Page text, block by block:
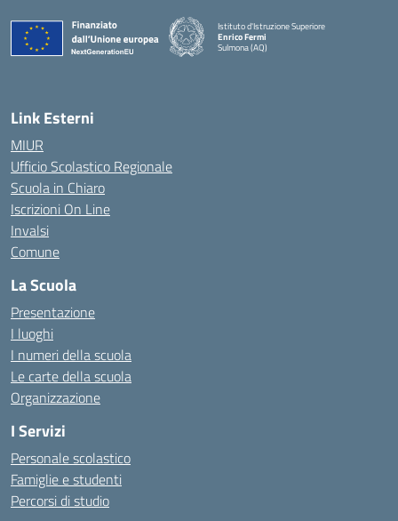
Istituto d'Istruzione Superiore
Enrico Fermi
Sulmona (AQ)
— Visita la pagina iniziale della scuola
Link Esterni
MIUR
Ufficio Scolastico Regionale
Scuola in Chiaro
Iscrizioni On Line
Invalsi
Comune
La Scuola
Presentazione
I luoghi
I numeri della scuola
Le carte della scuola
Organizzazione
I Servizi
Personale scolastico
Famiglie e studenti
Percorsi di studio